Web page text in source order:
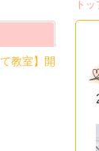
ト
教室】開